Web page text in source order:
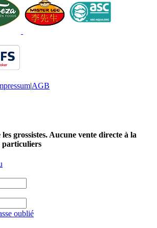
|AGB
grossistes. Aucune vente directe à la
particuliers
oublié